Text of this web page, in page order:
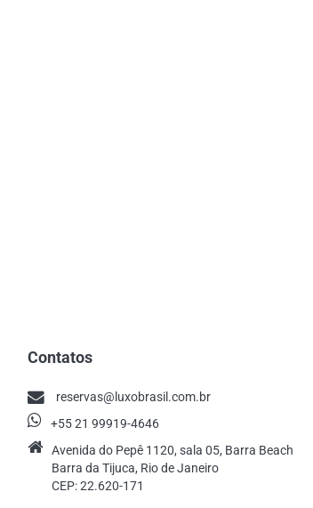
Contatos
reservas@luxobrasil.com.br
+55 21 99919-4646
Avenida do Pepê 1120, sala 05, Barra Beach
Barra da Tijuca, Rio de Janeiro
CEP: 22.620-171